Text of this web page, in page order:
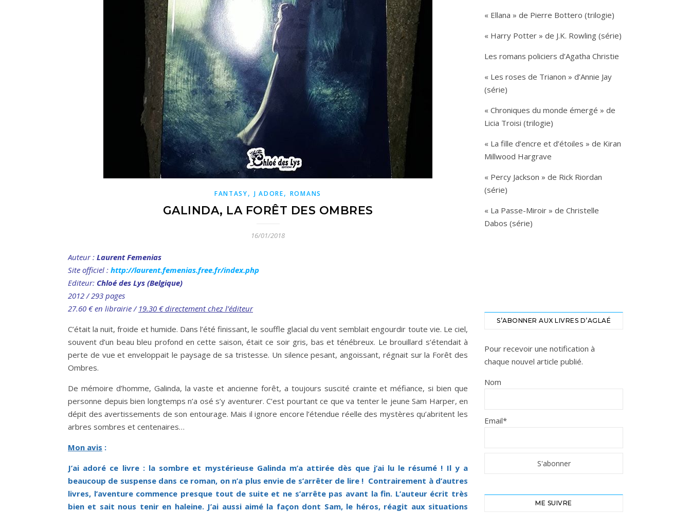
FANTASY, J ADORE, ROMANS
GALINDA, LA FORÊT DES OMBRES
16/01/2018
Auteur: Laurent Femenias
Site officiel : http://laurent.femenias.free.fr/index.php
Editeur: Chloé des Lys (Belgique)
2012 / 293 pages
27.60 € en librairie / 19.30 € directement chez l’éditeur
C’était la nuit, froide et humide. Dans l’été finissant, le souffle glacial du vent semblait engourdir toute vie. Le ciel,
souvent d’un beau bleu profond en cette saison, était ce soir gris, bas et ténébreux. Le brouillard s’étendait à
perte de vue et enveloppait le paysage de sa tristesse. Un silence pesant, angoissant, régnait sur la Forêt des
Ombres.
De mémoire d’homme, Galinda, la vaste et ancienne forêt, a toujours suscité crainte et méfiance, si bien que
personne depuis bien longtemps n’a osé s’y aventurer. C’est pourtant ce que va tenter le jeune Sam Harper, en
dépit des avertis­sements de son entourage. Mais il ignore encore l’étendue réelle des mystères qu’abritent les
arbres sombres et centenaires…
Mon avis :
J’ai adoré ce livre : la sombre et mystérieuse Galinda m’a attirée dès que j’ai lu le résumé ! Il y a
beaucoup de suspense dans ce roman, on n’a plus envie de s’arrêter de lire ! Contrairement à d’autres
livres, l’aventure commence presque tout de suite et ne s’arrête pas avant la fin. L’auteur écrit très
bien et sait nous tenir en haleine. J’ai aussi aimé la façon dont Sam, le héros, réagit aux situations
« Ellana » de Pierre Bottero (trilogie)
« Harry Potter » de J.K. Rowling (série)
Les romans policiers d’Agatha Christie
« Les roses de Trianon » d’Annie Jay
(série)
« Chroniques du monde émergé » de
Licia Troisi (trilogie)
« La fille d’encre et d’étoiles » de Kiran
Millwood Hargrave
« Percy Jackson » de Rick Riordan
(série)
« La Passe-Miroir » de Christelle
Dabos (série)
S’ABONNER AUX LIVRES D’AGLAÉ
Pour recevoir une notification à
chaque nouvel article publié.
Nom
Email*
ME SUIVRE